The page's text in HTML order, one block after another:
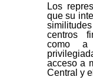
Los
que su
centros
como a
acceso a
Central y